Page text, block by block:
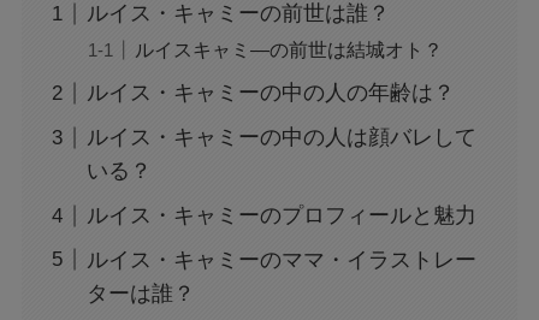
ルイス・キャミーの前世は誰？
ルイスキャミ―の前世は結城オト？
ルイス・キャミーの中の人の年齢は？
ルイス・キャミーの中の人は顔バレして
いる？
ルイス・キャミーのプロフィールと魅力
ルイス・キャミーのママ・イラストレー
ターは誰？